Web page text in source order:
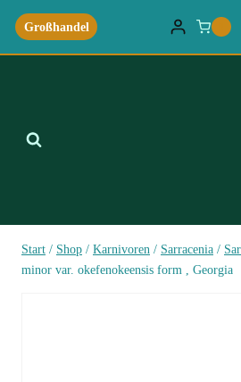
Zum
Inhalt
springen
Großhandel
Start / Shop / Karnivoren / Sarracenia /
minor var. okefenokeensis form , Georgia